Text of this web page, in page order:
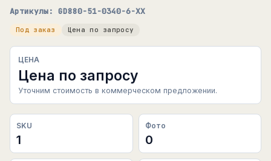
Артикулы: GD880-51-0340-6-XX
Под заказ Цена по запросу
ЦЕНА
Цена по запросу
Уточним стоимость в коммерческом предложении.
SKU
1
Фото
0